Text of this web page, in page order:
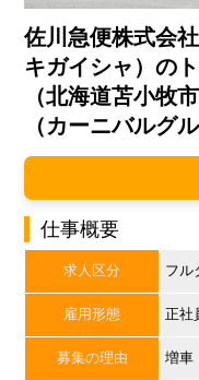
佐川急便株式会
キガイシャ）の
（北海道苫小牧
（カーニバルグ
仕事概要
求人区分 フル
雇用形態 正社
募集の理由 増車